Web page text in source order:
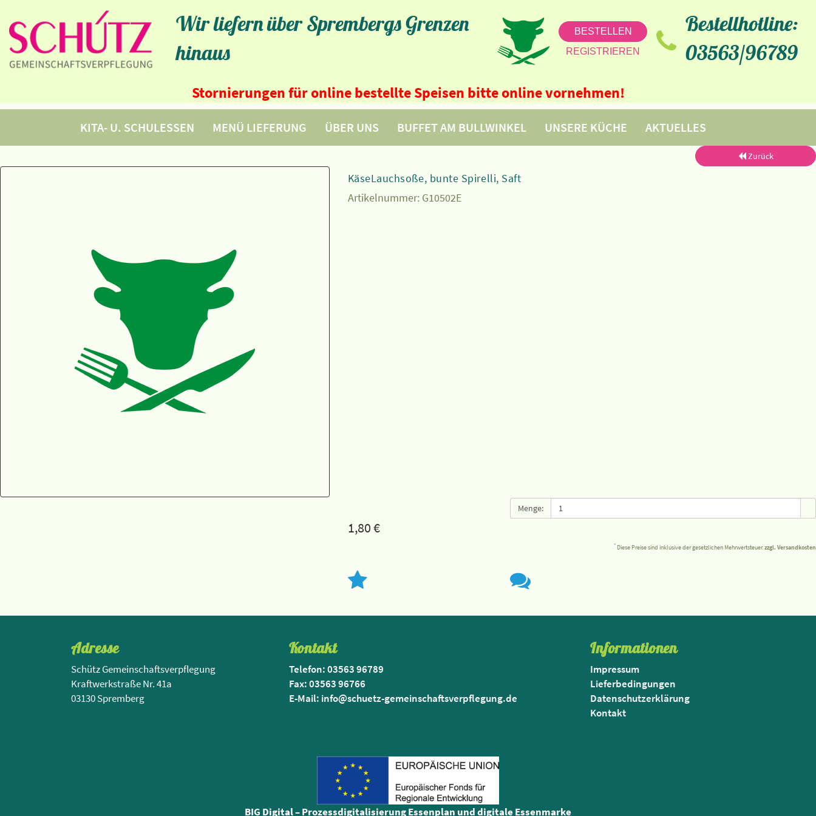
Wir liefern über Sprembergs Grenzen
hinaus
BESTELLEN
REGISTRIEREN
Bestellhotline:
03563/96789
Stornierungen für online bestellte Speisen bitte online vornehmen!
KITA- U. SCHULESSEN MENÜ LIEFERUNG ÜBER UNS BUFFET AM BULLWINKEL UNSERE KÜCHE AKTUELLES
Zurück
KäseLauchsoße, bunte Spirelli, Saft
Artikelnummer: G10502E
Menge:
1,80€
* Diese Preise sind inklusive der gesetzlichen Mehrwertsteuer.zzgl. Versandkosten
Adresse
Schütz Gemeinschaftsverpflegung
Kraftwerkstraße Nr. 41a
03130 Spremberg
Kontakt
Telefon: 03563 96789
Fax: 03563 96766
E-Mail: info@schuetz-gemeinschaftsverpflegung.de
Informationen
Impressum
Lieferbedingungen
Datenschutzerklärung
Kontakt
BIG Digital – Prozessdigitalisierung Essenplan und digitale Essenmarke